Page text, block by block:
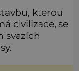
kterou
civilizace, se
svazích